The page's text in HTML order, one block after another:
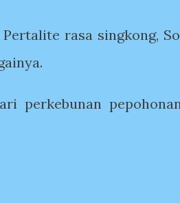
rasa singkong,
perkebunan